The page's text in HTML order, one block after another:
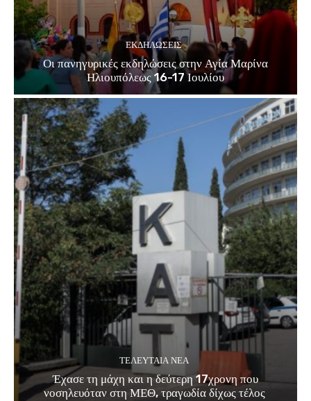
ΕΚΔΗΛΏΣΕΙΣ
Οι πανηγυρικές εκδηλώσεις στην Αγία Μαρίνα
Ηλιουπόλεως 16-17 Ιουλίου
ΤΕΛΕΥΤΑΊΑ ΝΈΑ
Έχασε τη μάχη και η δεύτερη 17χρονη που
νοσηλευόταν στη ΜΕΘ, τραγωδία δίχως τέλος